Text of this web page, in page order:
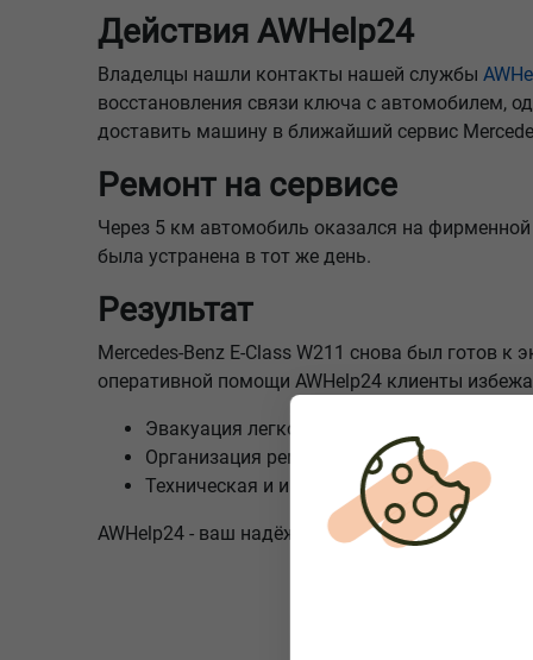
Действия AWHelp24
Владелцы нашли контакты нашей службы
восстановления связи ключа с автомобилем,
доставить машину в ближайший сервис
Ремонт на сервисе
Через 5 км автомобиль оказался на
была устранена в тот же день.
Результат
Mercedes-Benz E-Class W211 снова был готов к
оперативной помощи AWHelp24 клиенты
Эвакуация легковых автомобилей в
Организация ремонта на фирменных
Техническая и информационная
AWHelp24 - ваш надёжный помощник в